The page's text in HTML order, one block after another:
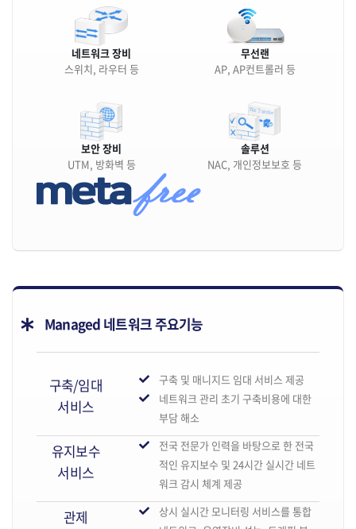
네트워크 장비
스위치, 라우터 등
무선랜
AP, AP컨트롤러 등
보안 장비
UTM, 방화벽 등
솔루션
NAC, 개인정보보호 등
Managed 네트워크 주요기능
구축/임대
서비스
구축 및 매니지드 임대 서비스 제공
네트워크 관리 초기 구축비용에 대한
부담 해소
유지보수
서비스
전국 전문가 인력을 바탕으로 한 전국
적인 유지보수 및 24시간 실시간 네트
워크 감시 체계 제공
관제
상시 실시간 모니터링 서비스를 통합